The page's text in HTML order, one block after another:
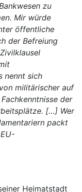
zu
Mir würde
öffentliche
der Befreiung
nennt sich
militärischer auf
der
[…] Wer
packt
Heimatstadt